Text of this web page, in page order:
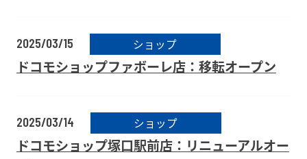
2025/03/15 ショップ
ドコモショップファボーレ店：移転オープン
2025/03/14 ショップ
ドコモショップ塚口駅前店：リニューアルオー